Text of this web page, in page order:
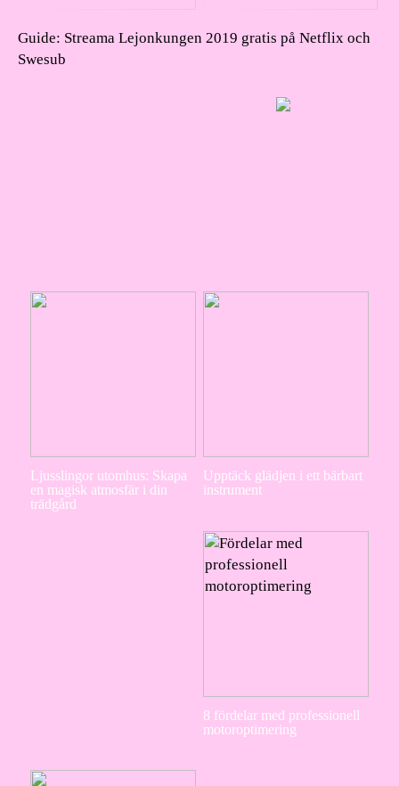
Guide: Streama Lejonkungen 2019 gratis på Netflix och
Swesub
Ljusslingor utomhus: Skapa
en magisk atmosfär i din
trädgård
Upptäck glädjen i ett bärbart
instrument
8 fördelar med professionell
motoroptimering